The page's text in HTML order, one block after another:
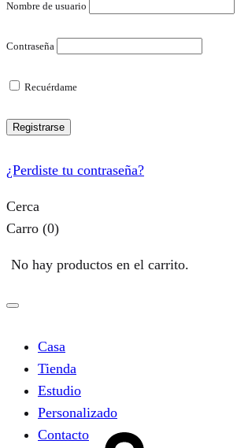
Nombre de usuario
Contraseña
Recuérdame
Registrarse
¿Perdiste tu contraseña?
Cerca
Carro (0)
No hay productos en el carrito.
Casa
Tienda
Estudio
Personalizado
Contacto